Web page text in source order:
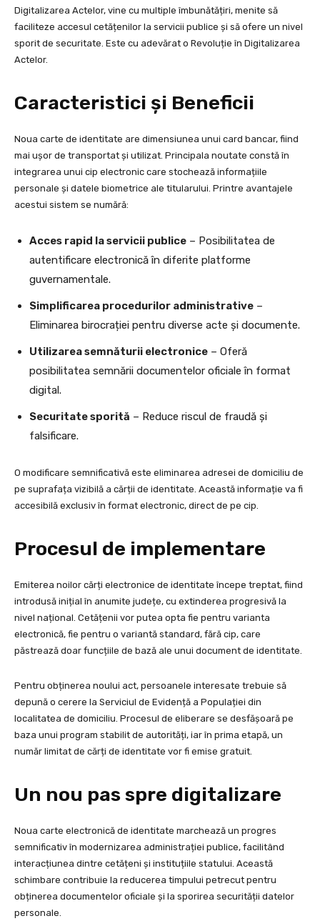
Digitalizarea Actelor, vine cu multiple îmbunătățiri, menite să
faciliteze accesul cetățenilor la servicii publice și să ofere un nivel
sporit de securitate. Este cu adevărat o Revoluție în Digitalizarea
Actelor.
Caracteristici și Beneficii
Noua carte de identitate are dimensiunea unui card bancar, fiind
mai ușor de transportat și utilizat. Principala noutate constă în
integrarea unui cip electronic care stochează informațiile
personale și datele biometrice ale titularului. Printre avantajele
acestui sistem se numără:
Acces rapid la servicii publice – Posibilitatea de
autentificare electronică în diferite platforme
guvernamentale.
Simplificarea procedurilor administrative –
Eliminarea birocrației pentru diverse acte și documente.
Utilizarea semnăturii electronice – Oferă
posibilitatea semnării documentelor oficiale în format
digital.
Securitate sporită – Reduce riscul de fraudă și
falsificare.
O modificare semnificativă este eliminarea adresei de domiciliu de
pe suprafața vizibilă a cărții de identitate. Această informație va fi
accesibilă exclusiv în format electronic, direct de pe cip.
Procesul de implementare
Emiterea noilor cărți electronice de identitate începe treptat, fiind
introdusă inițial în anumite județe, cu extinderea progresivă la
nivel național. Cetățenii vor putea opta fie pentru varianta
electronică, fie pentru o variantă standard, fără cip, care
păstrează doar funcțiile de bază ale unui document de identitate.
Pentru obținerea noului act, persoanele interesate trebuie să
depună o cerere la Serviciul de Evidență a Populației din
localitatea de domiciliu. Procesul de eliberare se desfășoară pe
baza unui program stabilit de autorități, iar în prima etapă, un
număr limitat de cărți de identitate vor fi emise gratuit.
Un nou pas spre digitalizare
Noua carte electronică de identitate marchează un progres
semnificativ în modernizarea administrației publice, facilitând
interacțiunea dintre cetățeni și instituțiile statului. Această
schimbare contribuie la reducerea timpului petrecut pentru
obținerea documentelor oficiale și la sporirea securității datelor
personale.